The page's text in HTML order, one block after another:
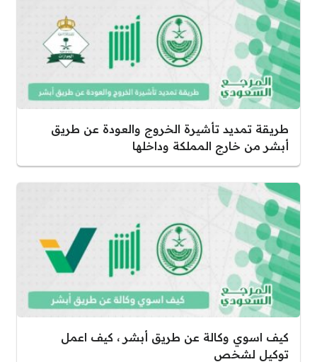
طريقة تمديد تأشيرة الخروج والعودة عن طريق
أبشر من خارج المملكة وداخلها
كيف اسوي وكالة عن طريق أبشر ، كيف اعمل
توكيل لشخص